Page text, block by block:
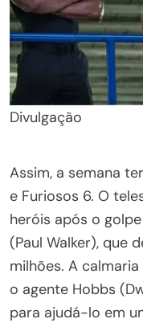
Divulgação
Assim, a semana
e Furiosos 6. O
heróis após o
(Paul Walker), que
milhões. A
o agente Hobbs
para ajudá-lo em